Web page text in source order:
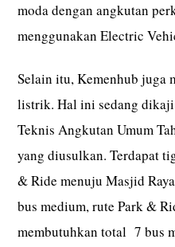
moda dengan angkutan
menggunakan Electric
Selain itu, Kemenhub juga
listrik. Hal ini sedang dikaji
Teknis Angkutan Umum
yang diusulkan. Terdapat
& ​​Ride menuju Masjid
bus medium, rute Park &
membutuhkan total 7 bus